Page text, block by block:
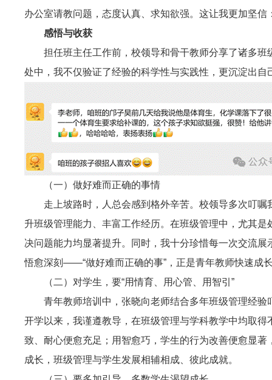
办公室请教问题，态度认真、求知欲强。这让我更加坚
感悟与收获
担任班主任工作前，校领导和骨干教师分享了诸多
处中，我不仅验证了经验的科学性与实践性，更沉淀出
（一）做好难而正确的事情
走上坡路时，人总会感到格外辛苦。校领导多次叮
升班级管理能力、丰富工作经历。在班级管理中，尤其
决问题能力均显著提升。同时，我十分珍惜每一次交流
悟愈深刻——“做好难而正确的事”，正是青年教师快速成
（二）对学生，要“用情育、用心管、用智引”
青年教师培训中，张晓向老师结合多年班级管理经
开学以来，我谨遵教导，在班级管理与学科教学中均取
致、耐心便愈充足；用智愈巧，学生的行为改善便愈显
成长，班级管理与学生发展相辅相成、彼此成就。